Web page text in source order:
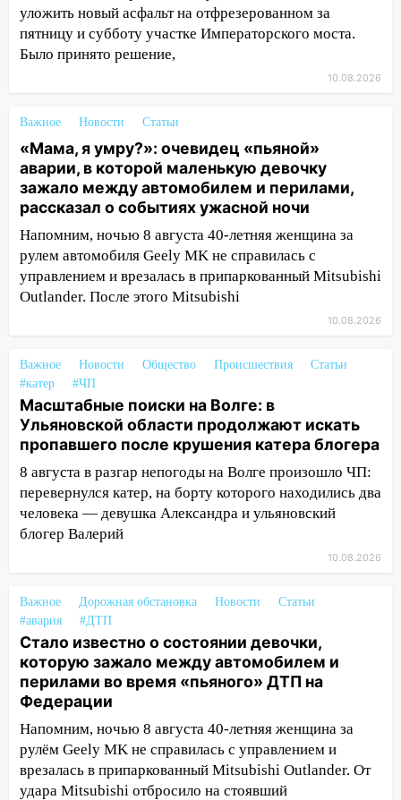
будет перекрыт
13:49 Сотрудники СУ СК России по
Ульяновской области вручили ключи от
13:36
«Мама, я умру?»: очевидец
«пьяной» аварии, в которой маленькую
девочку зажало между автомобилем и
перилами, рассказал о событиях
ужасной ночи
13:05 17-летний парень находился за
рулем мотоцикла во время ДТП в Новом
городе: в ГАИ прокомментировали
выразил соболезнования в связи с
трагедией в Нижнекамске
12:53 Число погибших в Нижнекамске
выросло до 13 человек, среди них есть
ребенок
12:46 Масштабные поиски на Волге: в
Ульяновской области продолжают
искать пропавшего после крушения
девочки, которую зажало между
автомобилем и перилами во время
«пьяного» ДТП на Федерации
11:29 Сергей Клопков назначен
начальником управления
административно-технического
контроля администрации Ульяновска
11:12 В Ульяновской области в огне
погиб один человек
уложить новый асфальт на отфрезерованном за
пятницу и субботу участке Императорского моста.
Было принято решение,
10.08.2026
Важное Новости Статьи
«Мама, я умру?»: очевидец «пьяной»
аварии, в которой маленькую девочку
зажало между автомобилем и перилами,
рассказал о событиях ужасной ночи
Напомним, ночью 8 августа 40-летняя женщина за
рулем автомобиля Geely MK не справилась с
управлением и врезалась в припаркованный Mitsubishi
Outlander. После этого Mitsubishi
10.08.2026
Важное Новости Общество Происшествия
Статьи
#катер
#ЧП
Масштабные поиски на Волге: в
Ульяновской области продолжают искать
пропавшего после крушения катера блогера
8 августа в разгар непогоды на Волге произошло ЧП:
перевернулся катер, на борту которого находились два
человека — девушка Александра и ульяновский
блогер Валерий
10.08.2026
Важное Дорожная обстановка Новости
Статьи
#авария
#ДТП
Стало известно о состоянии девочки,
которую зажало между автомобилем и
перилами во время «пьяного» ДТП на
Федерации
Напомним, ночью 8 августа 40-летняя женщина за
рулём Geely MK не справилась с управлением и
врезалась в припаркованный Mitsubishi Outlander. От
удара Mitsubishi отбросило на стоявший